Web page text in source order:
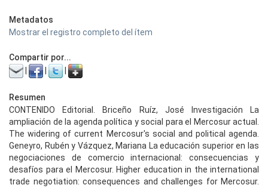
Metadatos
Mostrar el registro completo del ítem
Compartir por...
Resumen
CONTENIDO Editorial. Briceño Ruíz, José Investigación La
ampliación de la agenda política y social para el Mercosur actual.
The widering of current Mercosur's social and political agenda.
Geneyro, Rubén y Vázquez, Mariana La educación superior en las
negociaciones de comercio internacional: consecuencias y
desafíos para el Mercosur. Higher education in the international
trade negotiation: consequences and challenges for Mercosur.